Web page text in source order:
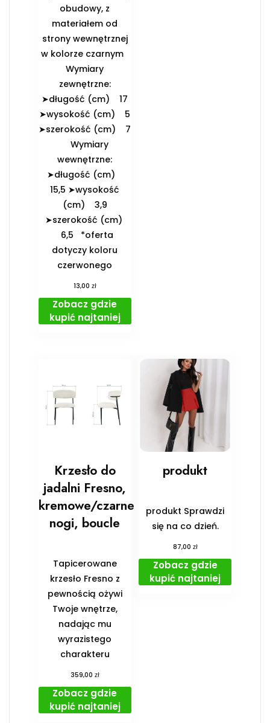
obudowy, z
materiałem od
strony wewnętrznej
w kolorze czarnym
️Wymiary
zewnętrzne:
➤długość (cm) 17
➤wysokość (cm) 5
➤szerokość (cm) 7
️Wymiary
wewnętrzne:
➤długość (cm)
15,5 ➤wysokość
(cm) 3,9
➤szerokość (cm)
6,5 *oferta
dotyczy koloru
czerwonego
13,00 zł
Zobacz gdzie
kupić najtaniej
Krzesło do
jadalni Fresno,
kremowe/czarne
nogi, boucle
Tapicerowane
krzesło Fresno z
pewnością ożywi
Twoje wnętrze,
nadając mu
wyrazistego
charakteru
359,00 zł
Zobacz gdzie
kupić najtaniej
produkt
produkt Sprawdzi
się na co dzień.
87,00 zł
Zobacz gdzie
kupić najtaniej